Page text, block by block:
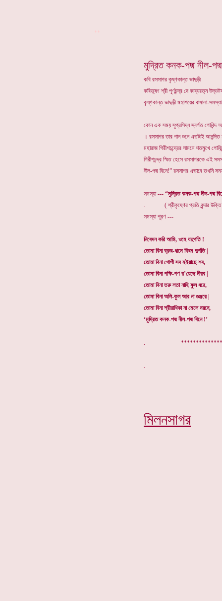
.
মিলনসাগর
মুদ্রিত কনক-পদ্ম নীল-
কবি রসসাগর কৃষ্ণকান্ত ভাদুড়ী
কবিভূষণ শ্রী পূর্ণচন্দ্র দে কাব্যরত্ন
কৃষ্ণকান্ত ভাদুড়ী মহাশয়ের বাঙ্গালা-
কোন এক সময় সুপ্রসিদ্ধ স্বর্গত গোবিন্দ
। রসসাগর তার গান শুনে এতটাই আনন্দিত
মহারাজ গিরীশচন্দ্রের সামনে শতমুখে
গিরীশচন্দ্র স্মিত হেসে রসসাগরকে এই
নীল-পদ্ম বিনে!” রসসাগর এভাবে তখনি
সমস্যা --- “মুদ্রিত কনক-পদ্ম নীল-পদ্ম
. ( শ্রীকৃষ্ণের প্রতি বৃন্দার
সমস্যা পূরণ ---
নিবেদন করি আমি, ওহে যদুপতি !
তোমা বিনা ব্রজ-ধামে বিষম দুর্গতি |
তোমা বিনা গোপী সব হইয়াছে শব,
তোমা বিনা পক্ষি-গণ র’য়েছে নীরব |
তোমা বিনা তরু লতা নাহি ফুল ধরে,
তোমা বিনা অলি-কুল আর না গুঞ্জরে |
তোমা বিনা শ্রীরাধিকা না মেলে নয়নে,
‘মুদ্রিত কনক-পদ্ম নীল-পদ্ম বিনে !’